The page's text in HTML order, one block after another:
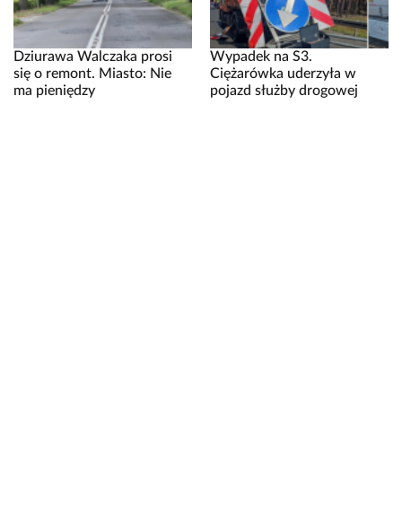
Dziurawa Walczaka prosi
się o remont. Miasto: Nie
ma pieniędzy
Wypadek na S3.
Ciężarówka uderzyła w
pojazd służby drogowej